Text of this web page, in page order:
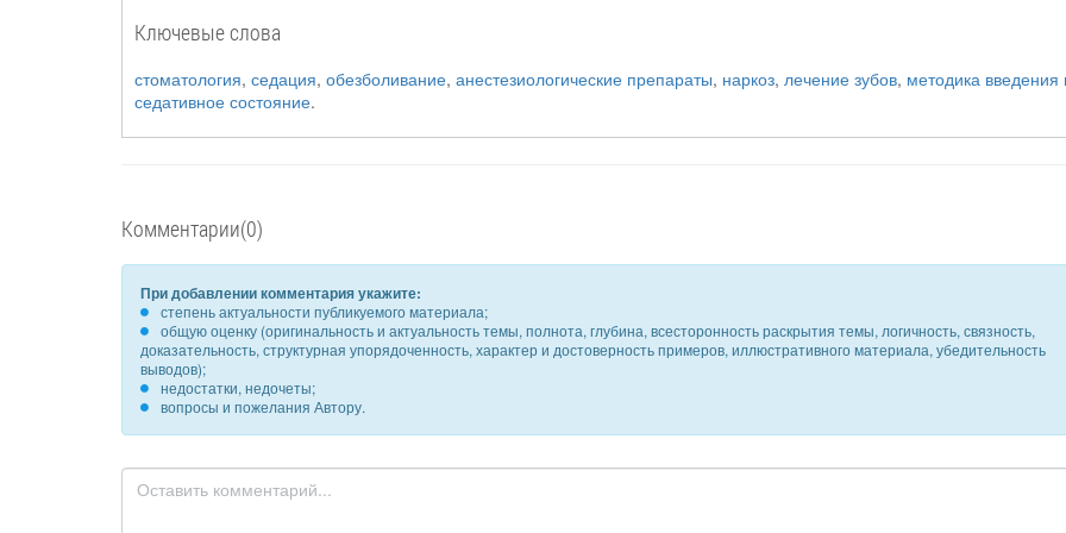
Ключевые слова
стоматология, седация, обезболивание, анестезиологические препараты, наркоз, лечение зубов, методика введения
седативное состояние.
Комментарии(0)
При добавлении комментария укажите:
степень актуальности публикуемого материала;
общую оценку (оригинальность и актуальность темы, полнота, глубина, всесторонность раскрытия темы, логичность, связность,
доказательность, структурная упорядоченность, характер и достоверность примеров, иллюстративного материала, убедительность
выводов);
недостатки, недочеты;
вопросы и пожелания Автору.